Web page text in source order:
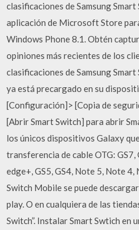
clasificaciones de Samsung
aplicación de Microsoft Store
Windows Phone 8.1. Obtén
opiniones más recientes de los
clasificaciones de Samsung
ya está precargado en su
[Configuración]> [Copia de
[Abrir Smart Switch] para abrir
los únicos dispositivos Galaxy
transferencia de cable OTG: GS7,
edge+, GS5, GS4, Note 5, Note
Switch Mobile se puede
play. O en cualquiera de las
Switch”. Instalar Smart Swtich en